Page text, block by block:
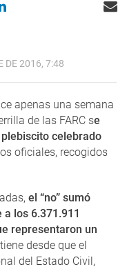
DE 2016, 7:48
apenas una semana
de las FARC se
celebrado
oficiales, recogidos
el “no” sumó
los 6.371.911
representaron un
desde que el
del Estado Civil,